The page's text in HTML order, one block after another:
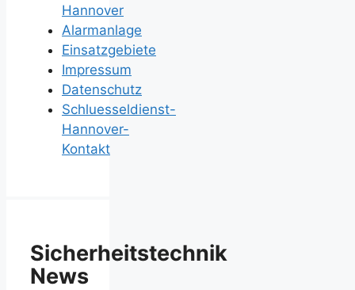
Hannover
Alarmanlage
Einsatzgebiete
Impressum
Datenschutz
Schluesseldienst-
Hannover-
Kontakt
Sicherheitstechnik
News